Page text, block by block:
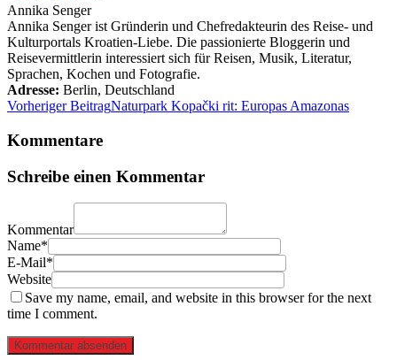
Annika Senger
Annika Senger ist Gründerin und Chefredakteurin des Reise- und
Kulturportals Kroatien-Liebe. Die passionierte Bloggerin und
Reisevermittlerin interessiert sich für Reisen, Musik, Literatur,
Sprachen, Kochen und Fotografie.
Adresse: Berlin, Deutschland
Vorheriger BeitragNaturpark Kopački rit: Europas Amazonas
Kommentare
Schreibe einen Kommentar
Kommentar
Name*
E-Mail*
Website
Save my name, email, and website in this browser for the next
time I comment.
Kommentar absenden